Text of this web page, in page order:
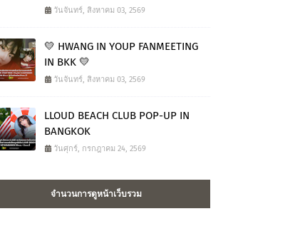
วันจันทร์, สิงหาคม 03, 2569
💛 HWANG IN YOUP FANMEETING
IN BKK 💛
วันจันทร์, สิงหาคม 03, 2569
LLOUD BEACH CLUB POP-UP IN
BANGKOK
วันศุกร์, กรกฎาคม 24, 2569
จำนวนการดูหน้าเว็บรวม